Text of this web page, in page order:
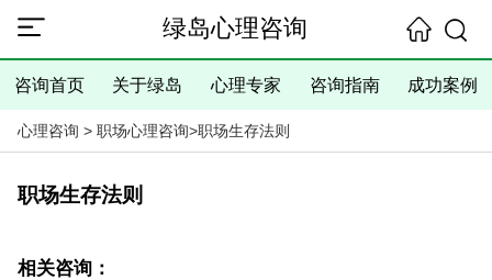
绿岛心理咨询
咨询首页 关于绿岛 心理专家 咨询指南 成功案例
心理咨询 > 职场心理咨询>职场生存法则
职场生存法则
相关咨询：